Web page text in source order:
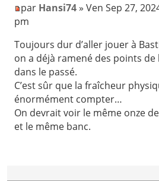
par Hansi74» Ven Sep 27,
pm
Toujours dur d’aller jouer à
on a déjà ramené des points de
dans le passé.
C’est sûr que la fraîcheur
énormément compter…
On devrait voir le même onze
et le même banc.